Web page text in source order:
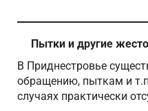
Пытки и другие
В Приднестровье
обращению, пыткам и
случаях практически